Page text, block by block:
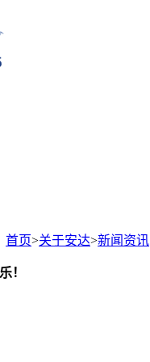
首页>关于安达>新闻资讯
！